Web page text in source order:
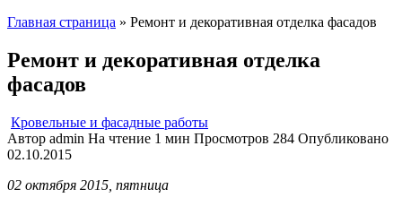
Главная страница » Ремонт и декоративная отделка фасадов
Ремонт и декоративная отделка
фасадов
Кровельные и фасадные работы
Автор admin На чтение 1 мин Просмотров 284 Опубликовано
02.10.2015
02 октября 2015, пятница